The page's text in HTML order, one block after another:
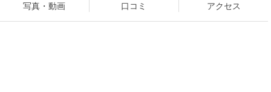
写真・動画 口コミ アクセス